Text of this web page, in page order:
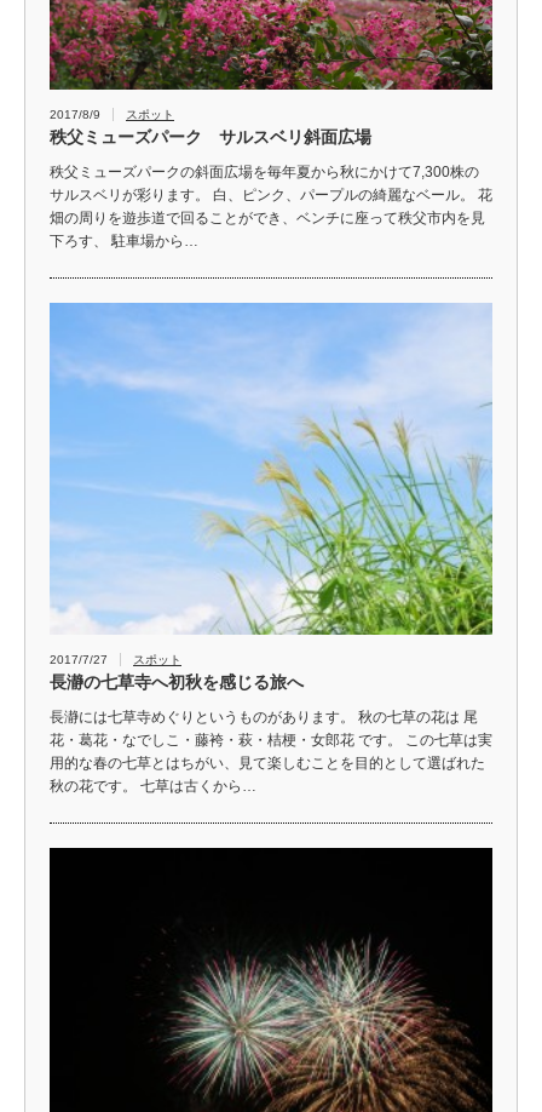
2017/8/9 スポット
秩父ミューズパーク サルスベリ斜面広場
秩父ミューズパークの斜面広場を毎年夏から秋にかけて7,300株の
サルスベリが彩ります。 白、ピンク、パープルの綺麗なベール。 花
畑の周りを遊歩道で回ることができ、ベンチに座って秩父市内を見
下ろす、 駐車場から…
2017/7/27 スポット
長瀞の七草寺へ初秋を感じる旅へ
長瀞には七草寺めぐりというものがあります。 秋の七草の花は 尾
花・葛花・なでしこ・藤袴・萩・桔梗・女郎花 です。 この七草は実
用的な春の七草とはちがい、見て楽しむことを目的として選ばれた
秋の花です。 七草は古くから…